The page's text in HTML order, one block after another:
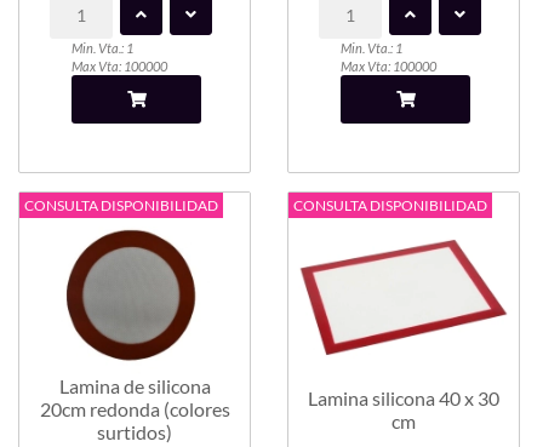
Min. Vta.: 1
Max Vta: 100000
Min. Vta.: 1
Max Vta: 100000
CONSULTA DISPONIBILIDAD
Lamina de silicona
20cm redonda (colores
surtidos)
CONSULTA DISPONIBILIDAD
Lamina silicona 40 x 30
cm